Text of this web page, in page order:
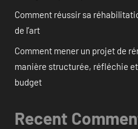
Comment réussir sa
de l’art
Comment mener un projet de
manière structurée, réfléchie
budget
Recent